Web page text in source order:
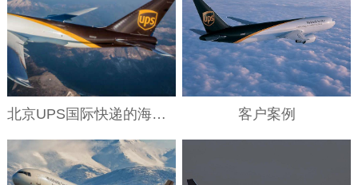
北京UPS国际快递的海运服务解析 客户案例